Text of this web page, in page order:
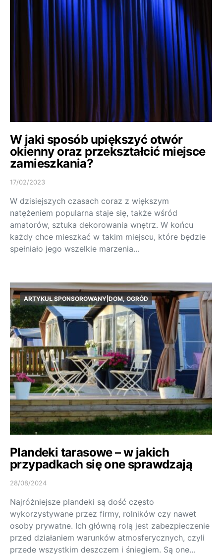
W jaki sposób upiększyć otwór
okienny oraz przekształcić miejsce
zamieszkania?
17/02/2023
W dzisiejszych czasach coraz z większym
natężeniem popularna staje się, także wśród
amatorów, sztuka dekorowania wnętrz. W końcu
każdy chce mieszkać w takim miejscu, które będzie
spełniało jego wszelkie marzenia…
ARTYKUŁ SPONSOROWANY|DOM, OGRÓD
Plandeki tarasowe – w jakich
przypadkach się one sprawdzają
28/08/2024
Najróżniejsze plandeki są dość często
wykorzystywane przez firmy, rolników czy nawet
osoby prywatne. Ich główną rolą jest zabezpieczenie
przed działaniem warunków atmosferycznych, czyli
przede wszystkim deszczem i śniegiem. Są one…